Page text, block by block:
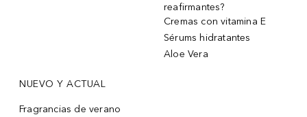
reafirmantes?
Cremas con vitamina E
Sérums hidratantes
Aloe Vera
NUEVO Y ACTUAL
Fragrancias de verano